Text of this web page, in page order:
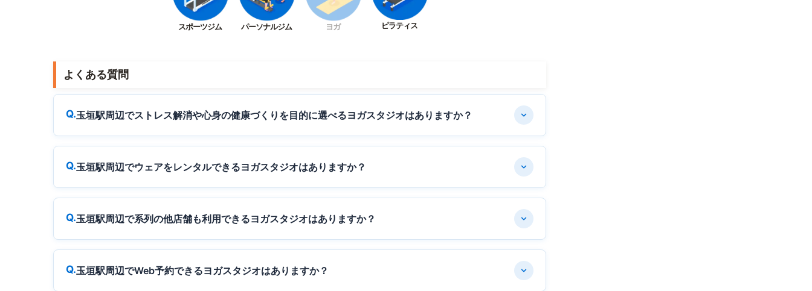
スポーツジム パーソナルジム ヨガ ピラティス
よくある質問
玉垣駅周辺でストレス解消や心身の健康づくりを目的に選べるヨガスタジオはありますか？
玉垣駅周辺でウェアをレンタルできるヨガスタジオはありますか？
玉垣駅周辺で系列の他店舗も利用できるヨガスタジオはありますか？
玉垣駅周辺でWeb予約できるヨガスタジオはありますか？